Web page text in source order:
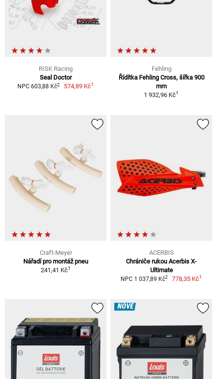
RISK Racing
Seal Doctor
NPC 603,88 Kč2 574,89 Kč1
Fehling
Řídítka Fehling Cross, šířka 900
mm
1 932,96 Kč1
Craft-Meyer
Nářadí pro montáž pneu
241,41 Kč1
ACERBIS
Chrániče rukou Acerbis X-
Ultimate
NPC 1 037,89 Kč2 778,35 Kč1
NOVÉ